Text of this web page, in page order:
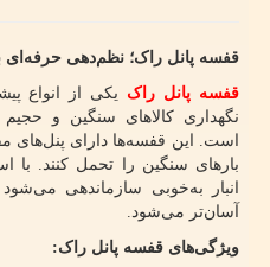
قفسه پانل راک؛ نظم‌دهی حرفه‌ای
قفسه پانل راک یکی از انواع
نگهداری کالاهای سنگین و
است. این قفسه‌ها دارای پنل‌های
بارهای سنگین را تحمل کنند. با
انبار به‌خوبی سازماندهی
آسان‌تر می‌شود.
ویژگی‌های قفسه پانل راک: